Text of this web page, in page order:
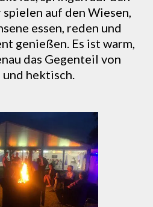
auf den Wiesen,
essen, reden und
genießen. Es ist warm,
das Gegenteil von
und hektisch.